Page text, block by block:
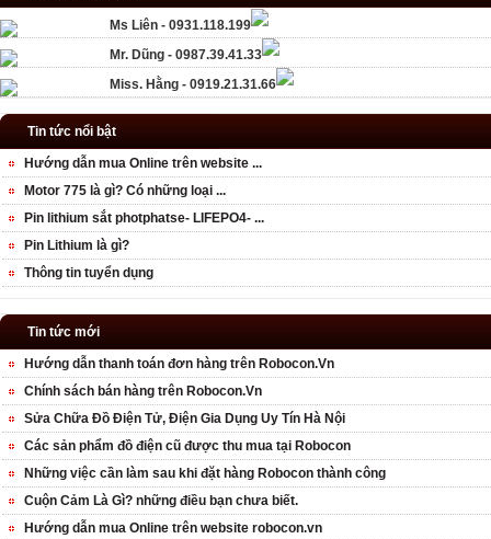
Ms Liên - 0931.118.199
Mr. Dũng - 0987.39.41.33
Miss. Hằng - 0919.21.31.66
Tin tức nổi bật
Hướng dẫn mua Online trên website ...
Motor 775 là gì? Có những loại ...
Pin lithium sắt photphatse- LIFEPO4- ...
Pin Lithium là gì?
Thông tin tuyển dụng
Tin tức mới
Hướng dẫn thanh toán đơn hàng trên Robocon.Vn
Chính sách bán hàng trên Robocon.Vn
Sửa Chữa Đồ Điện Tử, Điện Gia Dụng Uy Tín Hà Nội
Các sản phẩm đồ điện cũ được thu mua tại Robocon
Những việc cần làm sau khi đặt hàng Robocon thành công
Cuộn Cảm Là Gì? những điều bạn chưa biết.
Hướng dẫn mua Online trên website robocon.vn